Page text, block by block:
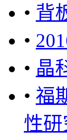
• 背
•
• 晶
• 福
性研